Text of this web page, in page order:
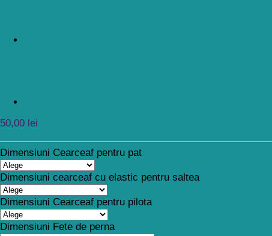
50,00 lei
Dimensiuni Cearceaf pentru pat
Dimensiuni cearceaf cu elastic pentru saltea
Dimensiuni Cearceaf pentru pilota
Dimensiuni Fete de perna